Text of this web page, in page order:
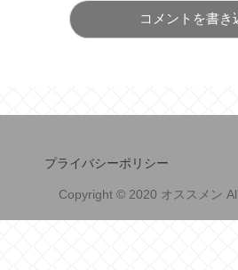
コメントを書き
プライバシーポリシー
Copyright © 2020 オススメン